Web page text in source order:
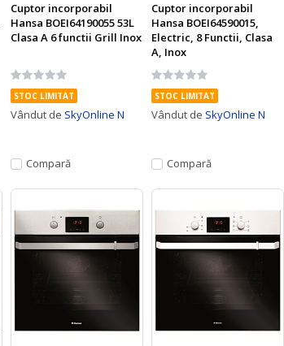
Cuptor incorporabil
Hansa BOEI64190055 53L
Clasa A 6 functii Grill Inox
Rating:
0%
STOC LIMITAT
Vândut de SkyOnline N
Compară
Cuptor incorporabil
Hansa BOEI64590015,
Electric, 8 Functii, Clasa
A, Inox
Rating:
0%
STOC LIMITAT
Vândut de SkyOnline N
Compară